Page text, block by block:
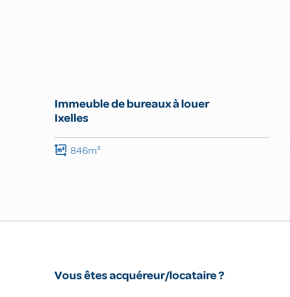
Immeuble de bureaux à louer
Ixelles
846m²
Vous êtes acquéreur/locataire ?